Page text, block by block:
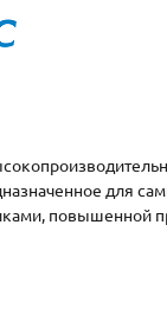
для
повышенной